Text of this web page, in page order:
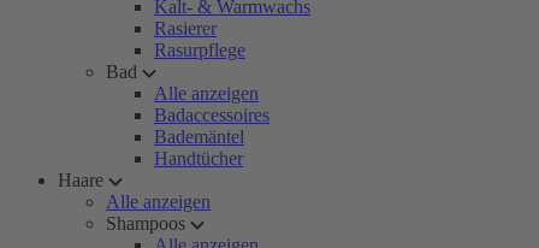
Kalt- & Warmwachs
Rasierer
Rasurpflege
Bad
Alle anzeigen
Badaccessoires
Bademäntel
Handtücher
Haare
Alle anzeigen
Shampoos